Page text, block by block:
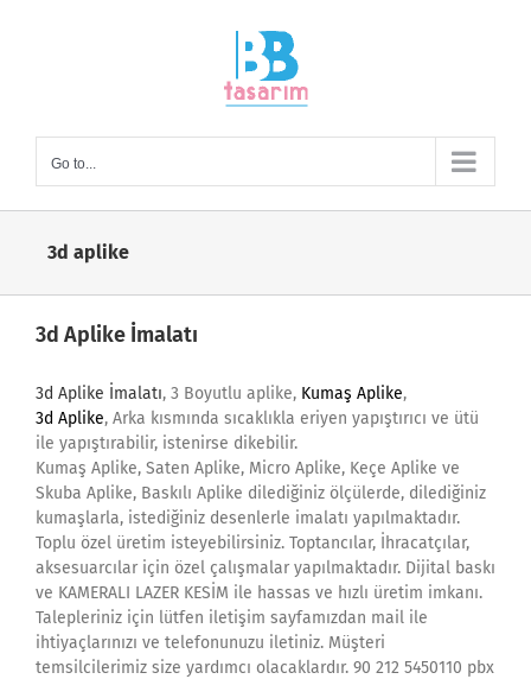
Go to...
3d aplike
3d Aplike İmalatı
3d Aplike İmalatı, 3 Boyutlu aplike, Kumaş Aplike,
3d Aplike, Arka kısmında sıcaklıkla eriyen yapıştırıcı ve ütü
ile yapıştırabilir, istenirse dikebilir.
Kumaş Aplike, Saten Aplike, Micro Aplike, Keçe Aplike ve
Skuba Aplike, Baskılı Aplike dilediğiniz ölçülerde, dilediğiniz
kumaşlarla, istediğiniz desenlerle imalatı yapılmaktadır.
Toplu özel üretim isteyebilirsiniz. Toptancılar, İhracatçılar,
aksesuarcılar için özel çalışmalar yapılmaktadır. Dijital baskı
ve KAMERALI LAZER KESİM ile hassas ve hızlı üretim imkanı.
Talepleriniz için lütfen iletişim sayfamızdan mail ile
ihtiyaçlarınızı ve telefonunuzu iletiniz. Müşteri
temsilcilerimiz size yardımcı olacaklardır. 90 212 5450110 pbx